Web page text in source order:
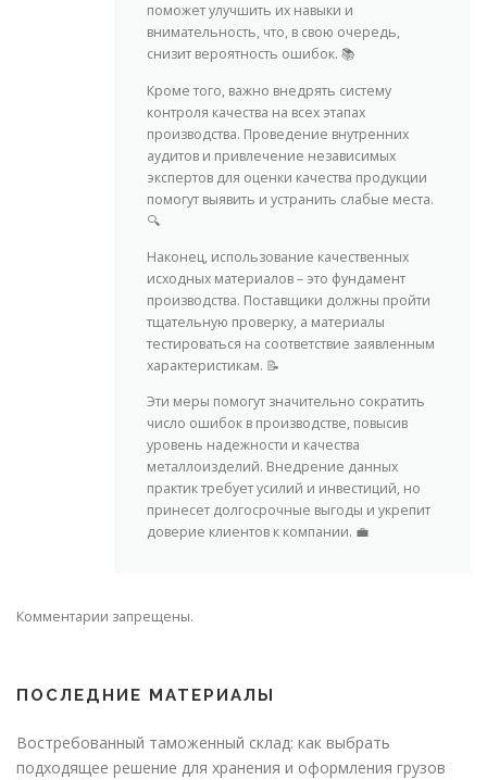
поможет улучшить их навыки и
внимательность, что, в свою очередь,
снизит вероятность ошибок. 📚
Кроме того, важно внедрять систему
контроля качества на всех этапах
производства. Проведение внутренних
аудитов и привлечение независимых
экспертов для оценки качества продукции
помогут выявить и устранить слабые места.
🔍
Наконец, использование качественных
исходных материалов – это фундамент
производства. Поставщики должны пройти
тщательную проверку, а материалы
тестироваться на соответствие заявленным
характеристикам. 📝
Эти меры помогут значительно сократить
число ошибок в производстве, повысив
уровень надежности и качества
металлоизделий. Внедрение данных
практик требует усилий и инвестиций, но
принесет долгосрочные выгоды и укрепит
доверие клиентов к компании. 💼
Комментарии запрещены.
ПОСЛЕДНИЕ МАТЕРИАЛЫ
Востребованный таможенный склад: как выбрать
подходящее решение для хранения и оформления грузов